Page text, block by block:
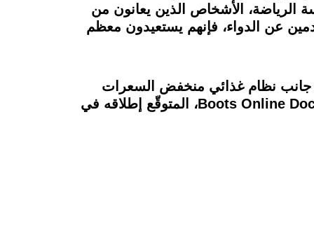
الرياضة، الأشخاص الذين يعانون من
عن الدواء، فإنهم يستعيدون معظم
جانب نظام غذائي منخفض السعرات
الحرارية وزيادة النشاط البدني وتوفير خيارات صحية لنمط الحياة. وسيكون متاحاً على موقع Boots Online Doctor، المتوقّع إطلاقه في